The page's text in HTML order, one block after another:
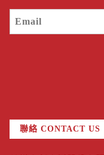
聯絡 CONTACT US